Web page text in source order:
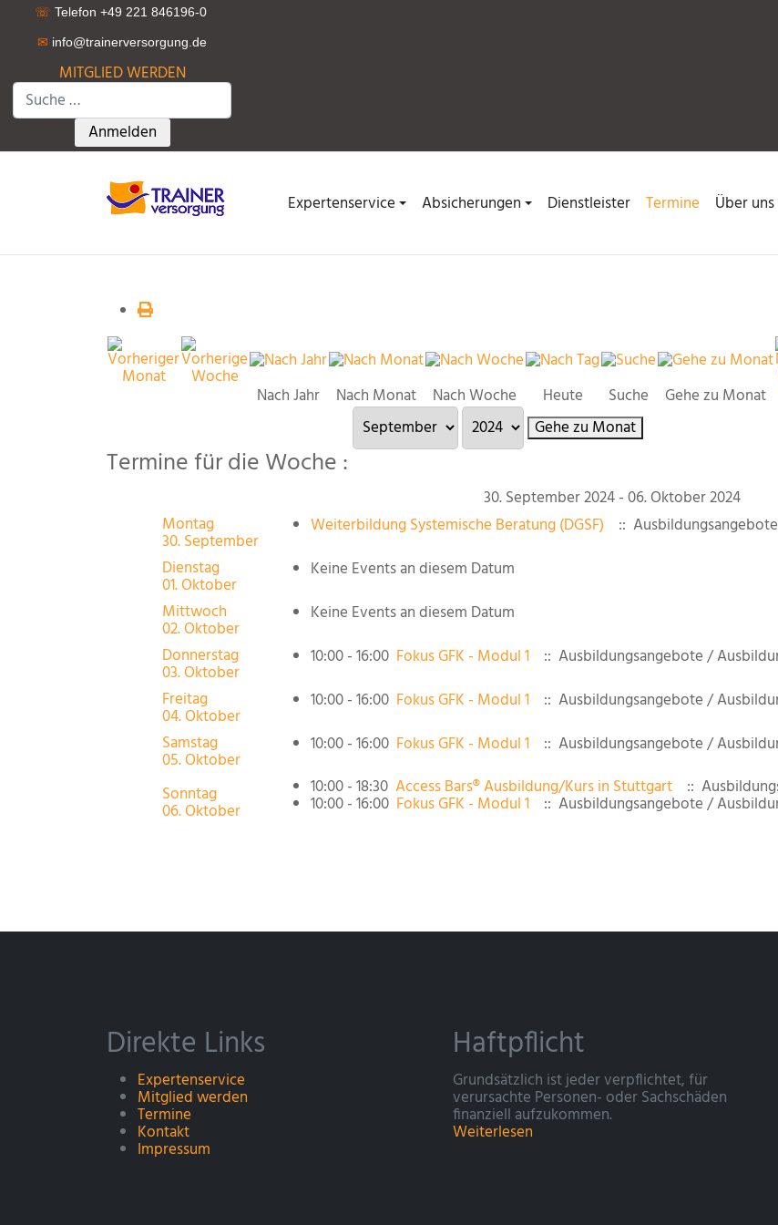
☏ Telefon +49 221 846196-0
✉ info@trainerversorgung.de
MITGLIED WERDEN
Suchen
Type 2 or more characters for results.
Anmelden
Expertenservice Absicherungen Dienstleister Termine Über uns
Nach Jahr Nach Monat Nach Woche Heute Suche
Gehe zu Monat
Gehe zu Monat
Termine für die Woche :
30. September 2024 - 06. Oktober 2024
Montag
30. September
Weiterbildung Systemische Beratung (DGSF)
::
Dienstag
01. Oktober
Keine Events an diesem Datum
Mittwoch
02. Oktober
Keine Events an diesem Datum
Donnerstag
03. Oktober
10:00 - 16:00 Fokus GFK - Modul 1
:: Ausbildungsangebote /
Freitag
04. Oktober
10:00 - 16:00 Fokus GFK - Modul 1
:: Ausbildungsangebote /
Samstag
05. Oktober
10:00 - 16:00 Fokus GFK - Modul 1 :: Ausbildungsangebote /
Sonntag
06. Oktober
10:00 - 18:30 Access Bars® Ausbildung/Kurs in Stuttgart ::
10:00 - 16:00 Fokus GFK - Modul 1 :: Ausbildungsangebote /
Direkte Links
Expertenservice
Mitglied werden
Termine
Kontakt
Impressum
Haftpflicht
Grundsätzlich ist jeder verpflichtet, für
verursachte Personen- oder Sachschäden
finanziell aufzukommen.
Weiterlesen